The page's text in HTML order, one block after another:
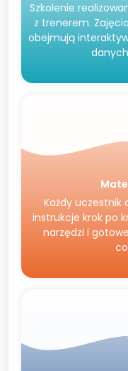
Szkolenie
z trenerem.
obejmują
Każdy uczestnik
instrukcje krok po
narzędzi i